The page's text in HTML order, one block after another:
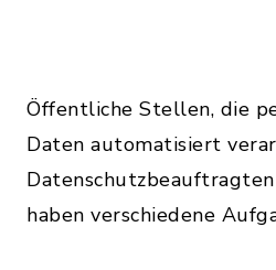
Öffentliche Stellen, die
Daten automatisiert
haben verschiedene